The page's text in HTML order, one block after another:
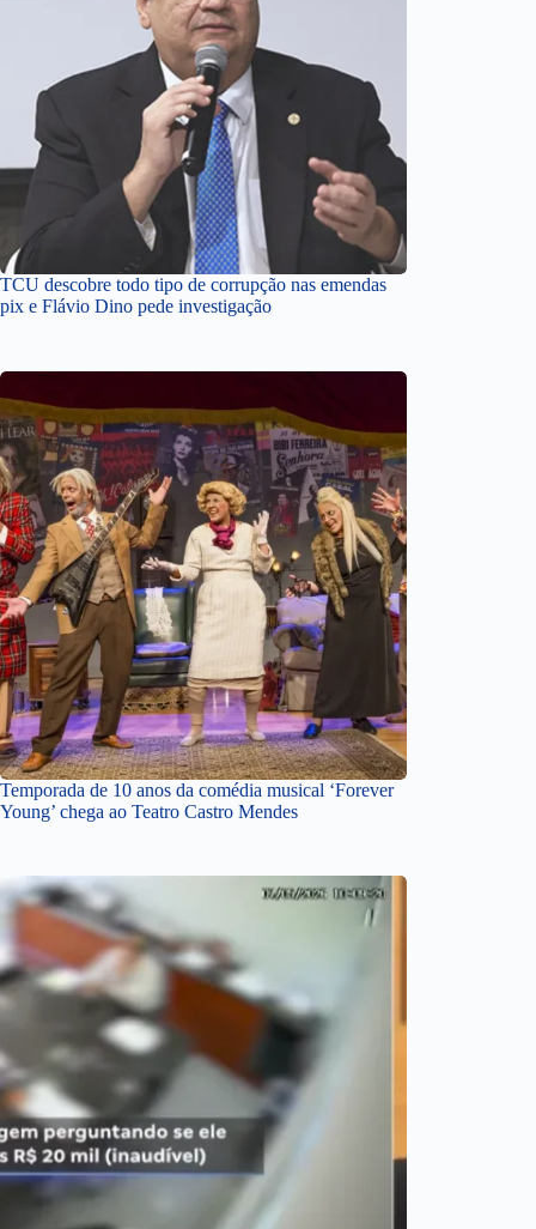
TCU descobre todo tipo de corrupção nas emendas
pix e Flávio Dino pede investigação
Temporada de 10 anos da comédia musical ‘Forever
Young’ chega ao Teatro Castro Mendes